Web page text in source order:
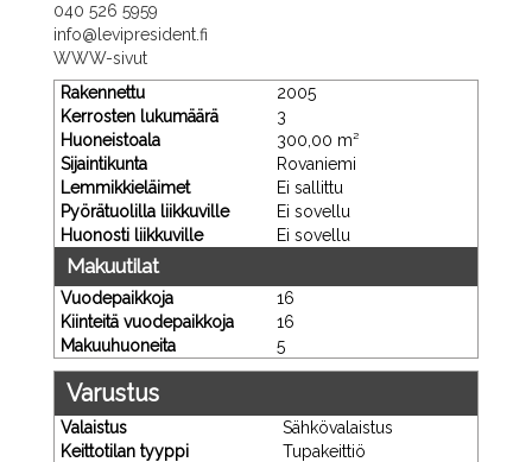
040 526 5959
info@levipresident.fi
WWW-sivut
Rakennettu
2005
Kerrosten lukumäärä
3
Huoneistoala
300,00 m²
Sijaintikunta
Rovaniemi
Lemmikkieläimet
Ei sallittu
Pyörätuolilla liikkuville
Ei sovellu
Huonosti liikkuville
Ei sovellu
Makuutilat
Vuodepaikkoja
16
Kiinteitä vuodepaikkoja
16
Makuuhuoneita
5
Varustus
Valaistus
Sähkövalaistus
Keittotilan tyyppi
Tupakeittiö